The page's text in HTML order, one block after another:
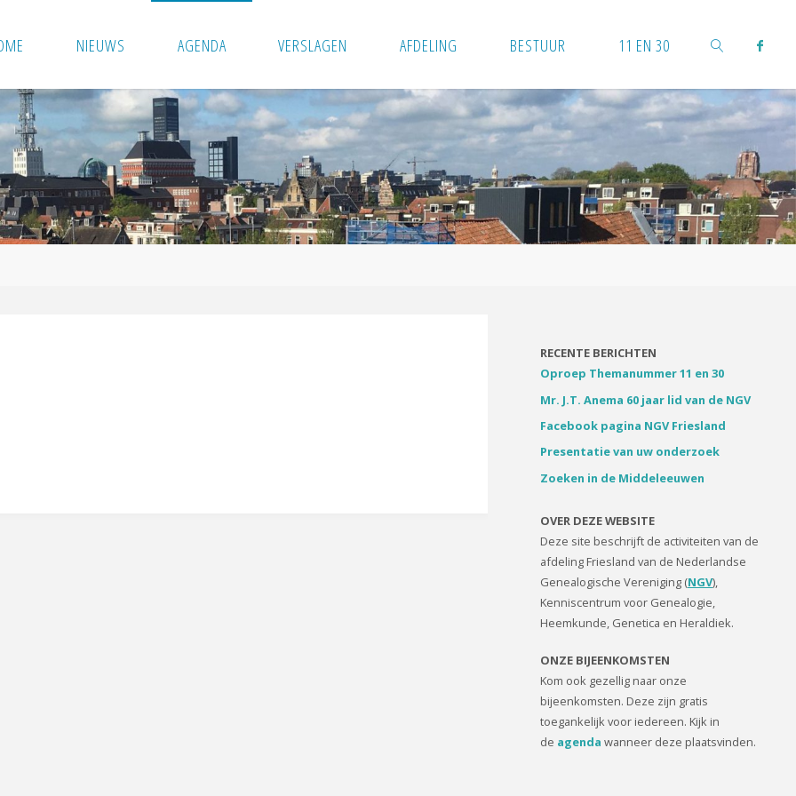
NIEUWS AGENDA VERSLAGEN AFDELING BESTUUR 11 EN 30
ZOEKEN
RECENTE BERICHTEN
Oproep Themanummer 11 en 30
Mr. J.T. Anema 60 jaar lid van de NGV
Facebook pagina NGV Friesland
Presentatie van uw onderzoek
Zoeken in de Middeleeuwen
OVER DEZE WEBSITE
Deze site beschrijft de activiteiten van de
afdeling Friesland van de Nederlandse
Genealogische Vereniging (NGV),
Kenniscentrum voor Genealogie,
Heemkunde, Genetica en Heraldiek.
ONZE BIJEENKOMSTEN
Kom ook gezellig naar onze
bijeenkomsten. Deze zijn gratis
toegankelijk voor iedereen. Kijk in
de agenda wanneer deze plaatsvinden.